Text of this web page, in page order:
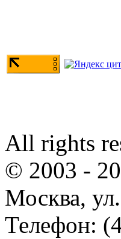
All rights
© 2003 -
Москва,
Телефон: